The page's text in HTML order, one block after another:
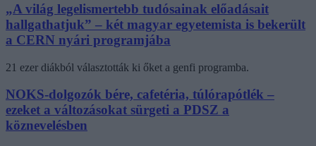
„A világ legelismertebb tudósainak előadásait
hallgathatjuk” – két magyar egyetemista is bekerült
a CERN nyári programjába
21 ezer diákból választották ki őket a genfi programba.
NOKS-dolgozók bére, cafetéria, túlórapótlék –
ezeket a változásokat sürgeti a PDSZ a
köznevelésben